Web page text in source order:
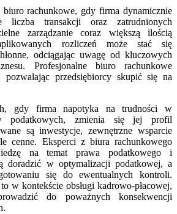
rachunkowe, gdy firma dynamicznie
transakcji oraz zatrudnionych
zarządzanie coraz większą ilością
rozliczeń może stać się
odciągając uwagę od kluczowych
Profesjonalne biuro rachunkowe
przedsiębiorcy skupić się na
gdy firma napotyka na trudności w
podatkowych, zmienia się jej profil
są inwestycje, zewnętrzne wsparcie
cenne. Eksperci z biura rachunkowego
na temat prawa podatkowego i
doradzić w optymalizacji podatkowej, a
się do ewentualnych kontroli.
w kontekście obsługi kadrowo-płacowej,
do poważnych konsekwencji